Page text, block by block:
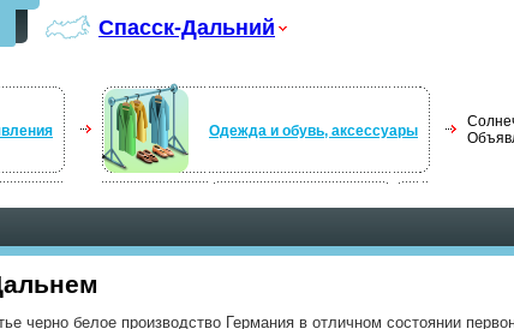
Спасск-Дальний
Одежда и обувь, аксессуары
черно белое производство Германия в отличном состоянии